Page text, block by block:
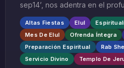
sep14’, nos adentra en el
ofrenda íntegra (Olá) dentro
mes de Elul, tiempo de
espiritual antes de las Altas
Altas Fiestas Elul
Mes De Elul
Ofrenda Íntegra
Preparación Espiritual
Rab
Servicio Divino
Templo De